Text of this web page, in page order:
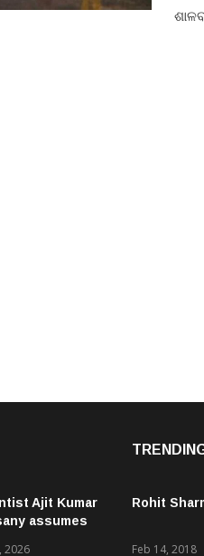
Ajit Kumar
assumes
2026
Rohit
Feb 14, 2018